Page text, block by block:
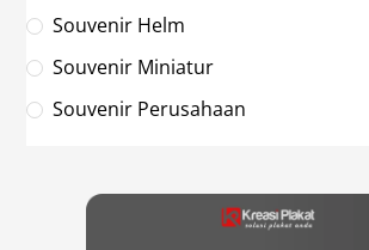
Souvenir Helm
Souvenir Miniatur
Souvenir Perusahaan